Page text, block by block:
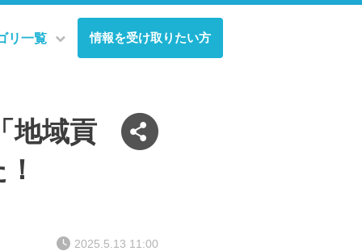
リ一覧 情報を受け取りたい方
地域貢
2025.5.13 11:00